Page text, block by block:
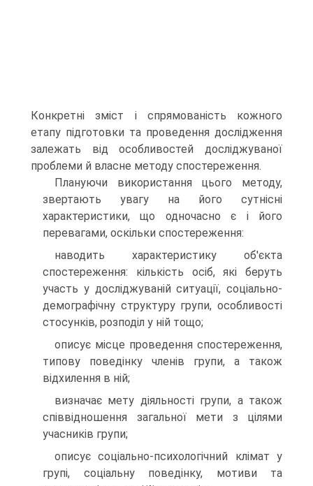
Конкретні зміст і спрямованість кожного
етапу підготовки та проведення дослідження
залежать від особливостей досліджуваної
проблеми й власне методу спостереження.
Плануючи використання цього методу,
звертають увагу на його сутнісні
характеристики, що одночасно є і його
перевагами, оскільки спостереження:
наводить характеристику об'єкта
спостереження: кількість осіб, які беруть
участь у досліджуваній ситуації, соціально-
демографічну структуру групи, особливості
стосунків, розподіл у ній тощо;
описує місце проведення спостереження,
типову поведінку членів групи, а також
відхилення в ній;
визначає мету діяльності групи, а також
співвідношення загальної мети з цілями
учасників групи;
описує соціально-психологічний клімат у
групі, соціальну поведінку, мотиви та